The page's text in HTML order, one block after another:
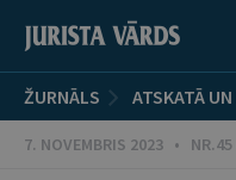
ŽURNĀLS ATSKATĀ
7. NOVEMBRIS 2023 •